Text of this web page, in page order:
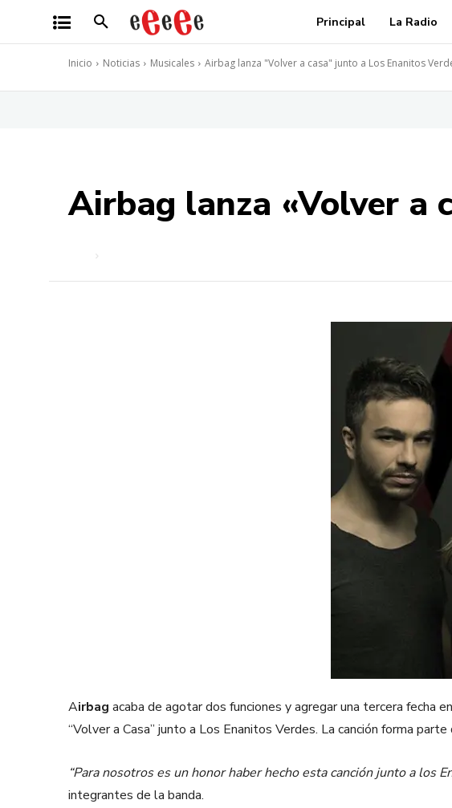
Principal La Radio
Inicio Noticias Musicales Airbag lanza "Volver a casa" junto a Los Enanitos
Airbag lanza «Volver a
Airbag acaba de agotar dos funciones y agregar una tercera fecha
“Volver a Casa” junto a Los Enanitos Verdes. La canción forma
“Para nosotros es un honor haber hecho esta canción junto a los
integrantes de la banda.